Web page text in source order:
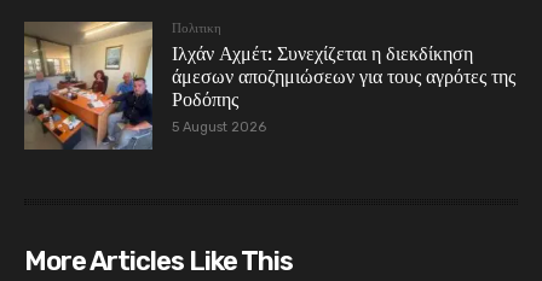
Πολιτικη
Ιλχάν Αχμέτ: Συνεχίζεται η διεκδίκηση
άμεσων αποζημιώσεων για τους αγρότες της
Ροδόπης
5 August 2026
More Articles Like This